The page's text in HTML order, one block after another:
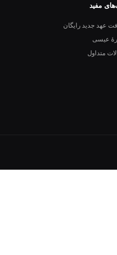
مفید
عهد جدید رایگان
عیسی
متداول